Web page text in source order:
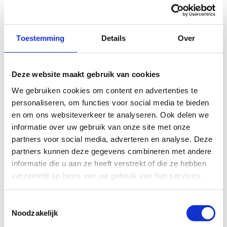
Toestemming Details Over
Deze website maakt gebruik van cookies
We gebruiken cookies om content en advertenties te
personaliseren, om functies voor social media te bieden
en om ons websiteverkeer te analyseren. Ook delen we
informatie over uw gebruik van onze site met onze
partners voor social media, adverteren en analyse. Deze
partners kunnen deze gegevens combineren met andere
informatie die u aan ze heeft verstrekt of die ze hebben
verzameld op basis van uw gebruik van hun services.
Noodzakelijk
De huidige aanmeldmethode via de inlogcode verdwijnt.
Je kan je als vereniging nu al voorbereiden op deze
wijziging door onderstaande (noodzakelijke) stappen te
doorlopen:
Stap 1 - Registratie in het Verenigingsloket
Feitelijke verenigingen en individuele organisatoren moeten
zich registreren via hetVerenigingsloket
• Controleer eerst of je vereniging al geregistreerd is, om
dubbele registraties te vermijden.
• Duid minimum 2 vertegenwoordigers voor je